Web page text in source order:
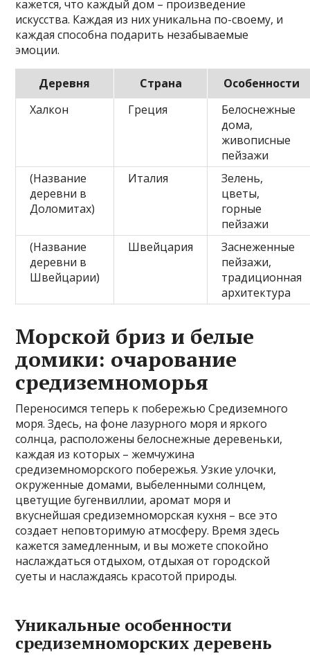
кажется, что каждый дом – произведение
искусства. Каждая из них уникальна по-своему, и
каждая способна подарить незабываемые
эмоции.
Деревня Страна
Особенности
Халкон
Греция
Белоснежные
дома,
живописные
пейзажи
(Название
деревни в
Доломитах)
Италия
Зелень,
цветы,
горные
пейзажи
(Название
деревни в
Швейцарии)
Швейцария
Заснеженные
пейзажи,
традиционная
архитектура
Морской бриз и белые
домики: очарование
средиземноморья
Переносимся теперь к побережью Средиземного
моря. Здесь, на фоне лазурного моря и яркого
солнца, расположены белоснежные деревеньки,
каждая из которых – жемчужина
средиземноморского побережья. Узкие улочки,
окруженные домами, выбеленными солнцем,
цветущие бугенвиллии, аромат моря и
вкуснейшая средиземноморская кухня – все это
создает неповторимую атмосферу. Время здесь
кажется замедленным, и вы можете спокойно
наслаждаться отдыхом, отдыхая от городской
суеты и наслаждаясь красотой природы.
Уникальные особенности
средиземноморских деревень